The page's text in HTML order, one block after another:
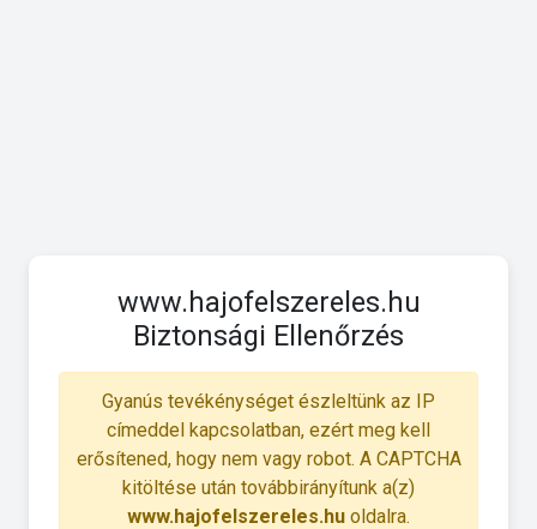
www.hajofelszereles.hu
Biztonsági Ellenőrzés
Gyanús tevékénységet észleltünk az IP
címeddel kapcsolatban, ezért meg kell
erősítened, hogy nem vagy robot. A CAPTCHA
kitöltése után továbbirányítunk a(z)
www.hajofelszereles.hu oldalra.